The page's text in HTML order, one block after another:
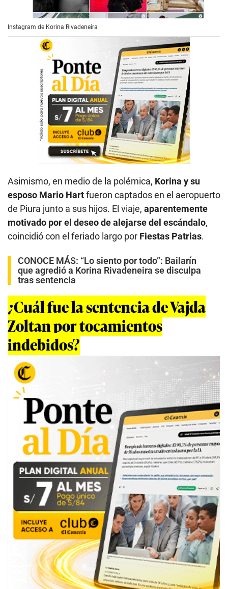
Instagram de Korina Rivadeneira
Asimismo, en medio de la polémica, Korina y su
esposo Mario Hartfueron captados en el aeropuerto
de Piura junto a sus hijos. El viaje, aparentemente
motivado por el deseo de alejarse del escándalo,
coincidió con el feriado largo por Fiestas Patrias.
CONOCE MÁS: “Lo siento por todo”: Bailarín
que agredió a Korina Rivadeneira se disculpa
tras sentencia
¿Cuál fue la sentencia de Vajda
Zoltan por tocamientos
indebidos?